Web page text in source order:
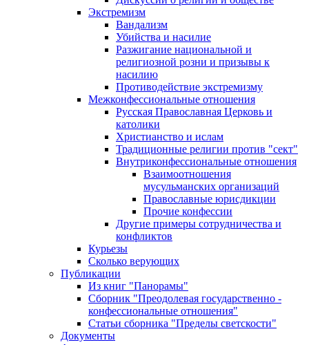
Экстремизм
Вандализм
Убийства и насилие
Разжигание национальной и
религиозной розни и призывы к
насилию
Противодействие экстремизму
Межконфессиональные отношения
Русская Православная Церковь и
католики
Христианство и ислам
Традиционные религии против "сект"
Внутриконфессиональные отношения
Взаимоотношения
мусульманских организаций
Православные юрисдикции
Прочие конфессии
Другие примеры сотрудничества и
конфликтов
Курьезы
Сколько верующих
Публикации
Из книг "Панорамы"
Сборник "Преодолевая государственно -
конфессиональные отношения"
Статьи сборника "Пределы светскости"
Документы